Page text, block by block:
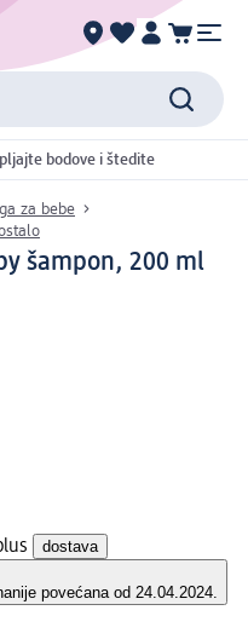
bodove i štedite
za bebe
šampon, 200 ml
dostava
nije povećana od 24.04.2024.